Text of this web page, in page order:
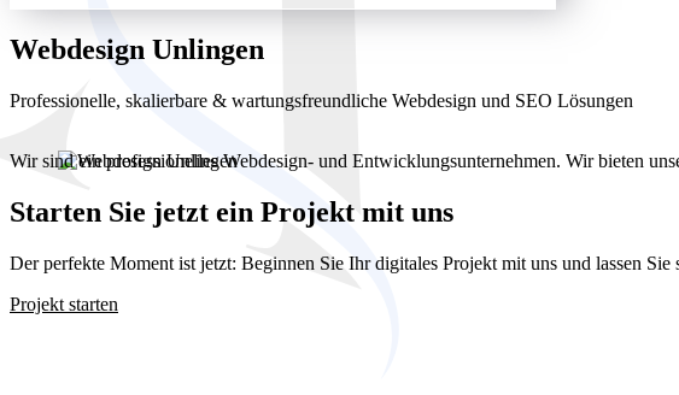
Webdesign Unlingen
Professionelle, skalierbare & wartungsfreundliche Webdesign und SEO Lösungen
Wir sind ein professionelles Webdesign- und Entwicklungsunternehmen. Wir bieten
Starten Sie jetzt ein Projekt mit uns
Der perfekte Moment ist jetzt: Beginnen Sie Ihr digitales Projekt mit uns und lassen
Projekt starten
Webdesign